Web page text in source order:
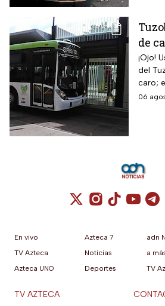
de
el
¡Ojo!
del
caro;
06
Cuenta de X /
Cuenta de
Cuenta
En vivo
TV Azteca
Azteca UNO
Azteca 7
Noticias
Deportes
adn
a
TV
TV AZTECA